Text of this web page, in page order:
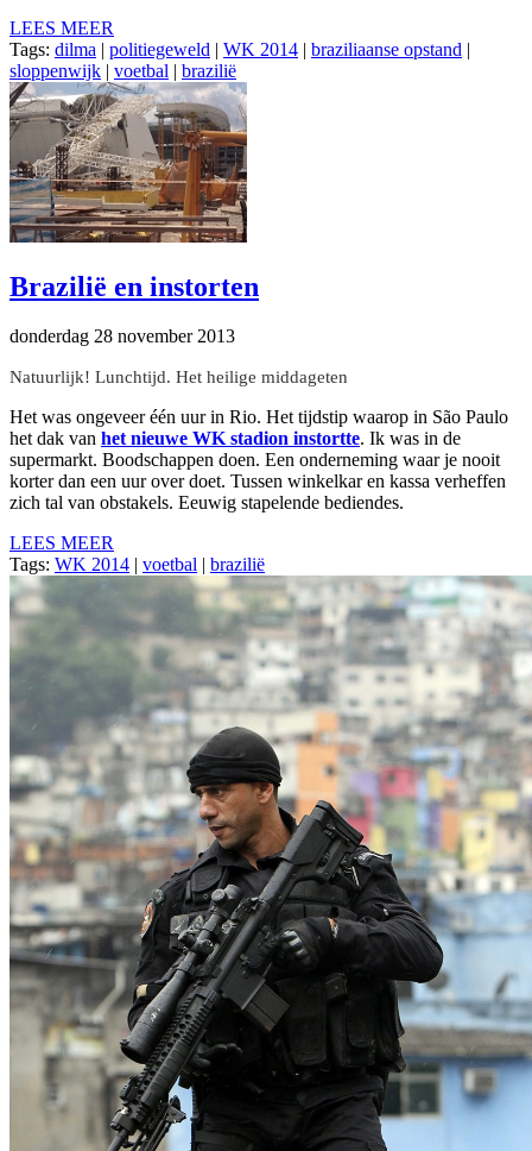
LEES MEER
Tags: dilma | politiegeweld | WK 2014 | braziliaanse opstand |
sloppenwijk | voetbal | brazilië
Brazilië en instorten
donderdag 28 november 2013
Natuurlijk! Lunchtijd. Het heilige middageten
Het was ongeveer één uur in Rio. Het tijdstip waarop in São Paulo
het dak van het nieuwe WK stadion instortte. Ik was in de
supermarkt. Boodschappen doen. Een onderneming waar je nooit
korter dan een uur over doet. Tussen winkelkar en kassa verheffen
zich tal van obstakels. Eeuwig stapelende bediendes.
LEES MEER
Tags: WK 2014 voetbal brazilië